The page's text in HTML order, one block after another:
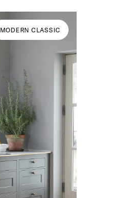
MODERN CLASSIC